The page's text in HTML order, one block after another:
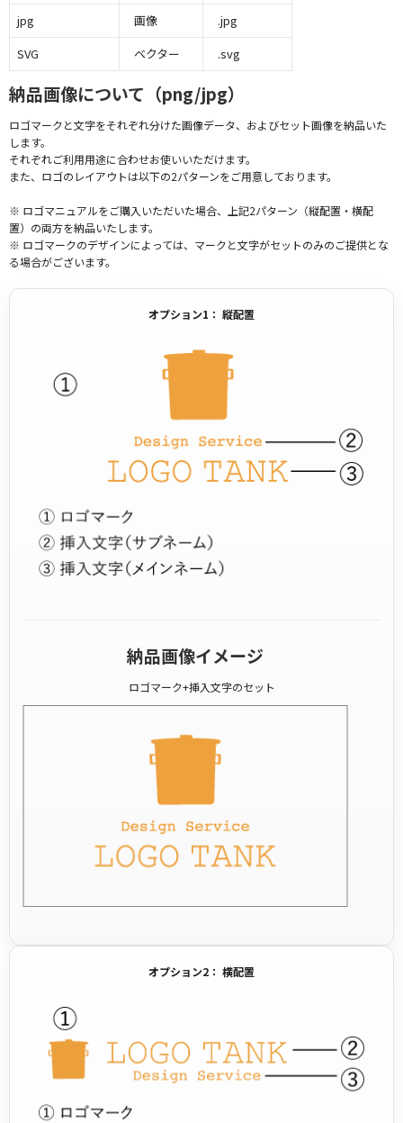
jpg
画像
.jpg
SVG
ベクター .svg
納品画像について（png/jpg）
ロゴマークと文字をそれぞれ分けた画像データ、およびセット画像を納品いた
します。
それぞれご利用用途に合わせお使いいただけます。
また、ロゴのレイアウトは以下の2パターンをご用意しております。
※ ロゴマニュアルをご購入いただいた場合、上記2パターン（縦配置・横配
置）の両方を納品いたします。
※ ロゴマークのデザインによっては、マークと文字がセットのみのご提供とな
る場合がございます。
オプション1： 縦配置
納品画像イメージ
ロゴマーク+挿入文字のセット
オプション2： 横配置